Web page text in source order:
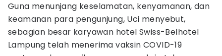
Guna menunjang keselamatan, kenyamanan, dan
keamanan para pengunjung, Uci menyebut,
sebagian besar karyawan hotel Swiss-Belhotel
Lampung telah menerima vaksin COVID-19